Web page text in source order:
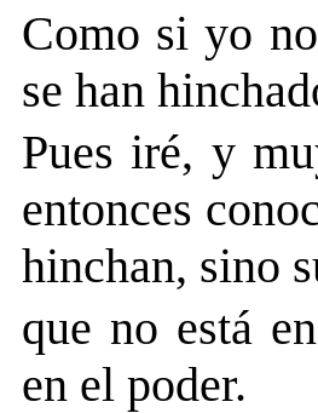
Como si yo
se han
Pues iré, y
entonces
hinchan, sino
que no está
en el poder.